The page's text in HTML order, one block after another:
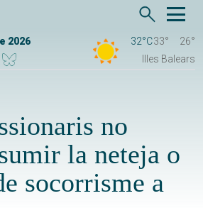
2026 32°C33°
26°
Illes Balears
no
la neteja o
socorrisme a